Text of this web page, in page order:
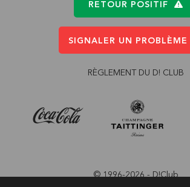
RETOUR POSITIF
SIGNALER UN PROBLÈME
RÈGLEMENT DU D! CLUB
© 1996-2026 - D!Club